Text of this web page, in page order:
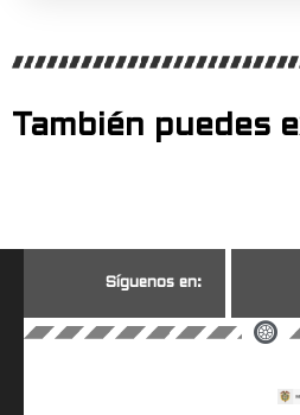
También puedes
S íguenos en: